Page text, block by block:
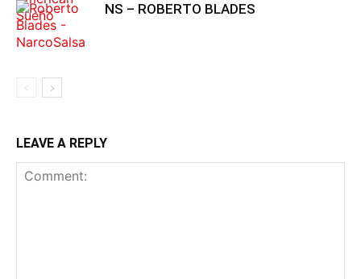
NS – ROBERTO BLADES
LEAVE A REPLY